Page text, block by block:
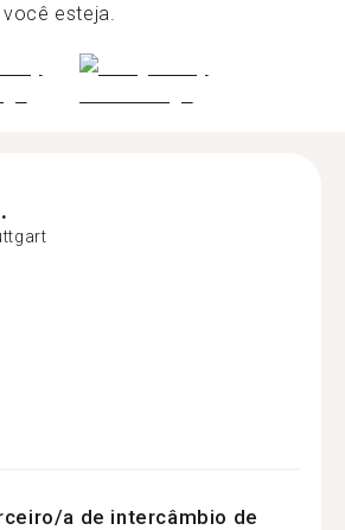
esteja.
a de intercâmbio de